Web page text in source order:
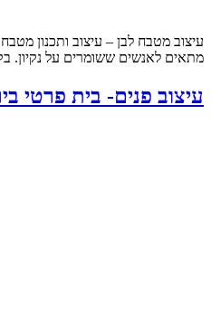
עיצוב מטבח לבן – עיצוב ותכנון
מתאים לאנשים ששומרים על נקיון.
עיצוב פנים- בית פרטי